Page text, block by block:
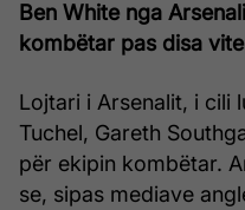
Ben White nga
kombëtar pas disa
Lojtari i Arsenalit, i cili
Tuchel, Gareth
për ekipin kombëtar.
se, sipas mediave